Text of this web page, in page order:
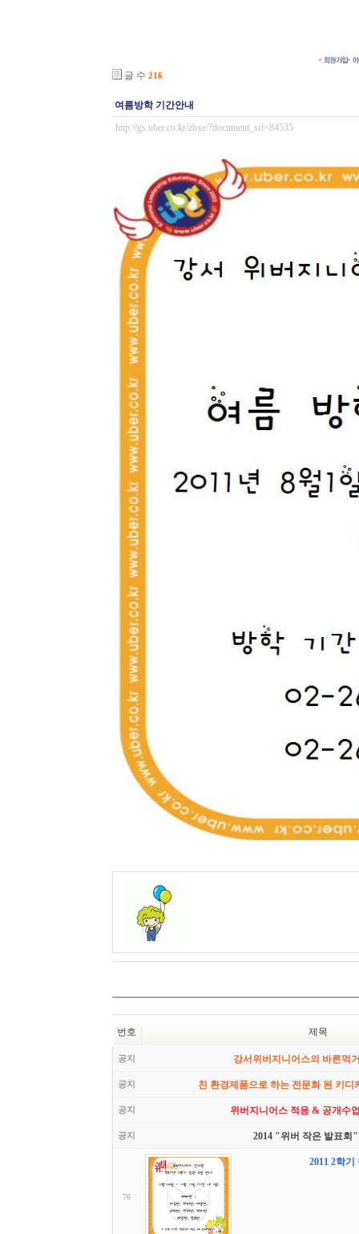
글 수 216
여름방학 기간안내
http://gs.uber.co.kr/zbxe/?document_srl=84535
번호 제목
공지 강서위버지니어스의 바른먹
공지 친 환경제품으로 하는 전문화 된 키디
공지 위버지니어스 적응 & 공개수
공지 2014 "위버 작은 발표회"
76
2011 2학기